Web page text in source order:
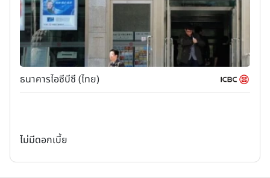
ธนาคารไอซีบีซี (ไทย)
ไม่มีดอกเบี้ย